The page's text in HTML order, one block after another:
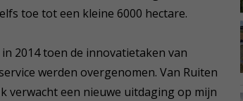
toe tot een kleine 6000 hectare.
2014 toen de innovatietaken van
werden overgenomen. Van Ruiten
verwacht een nieuwe uitdaging op mijn